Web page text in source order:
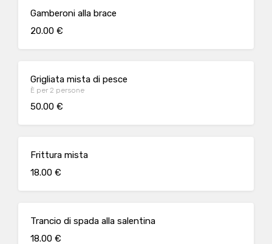
Gamberoni alla brace
20.00 €
Grigliata mista di pesce
È per 2 persone
50.00 €
Frittura mista
18.00 €
Trancio di spada alla salentina
18.00 €